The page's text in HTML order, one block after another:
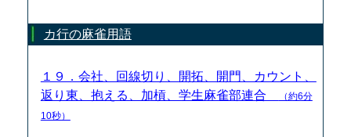
カ行の麻雀用語
１９．会社、回線切り、開拓、開門、カウント、
返り東、抱える、加槓、学生麻雀部連合
（約6分
10秒）